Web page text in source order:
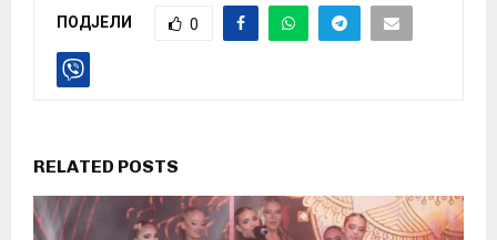
ПОДЈЕЛИ 0
RELATED POSTS